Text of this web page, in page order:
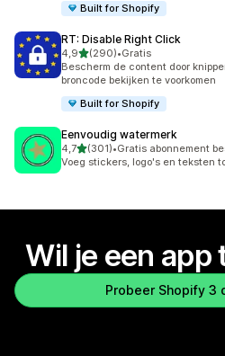
Built for Shopify
RT: Disable Right Click
4,9van 5 sterren
(290)
290 recensies in totaal
•Gratis
Bescherm de content door
broncode bekijken te voorkomen
Built for Shopify
Eenvoudig watermerk
4,7van 5 sterren
(301)
301 recensies in totaal
•Gratis abonnement
Voeg stickers, logo's en teksten
Wil je een app
Probeer Shopify 3